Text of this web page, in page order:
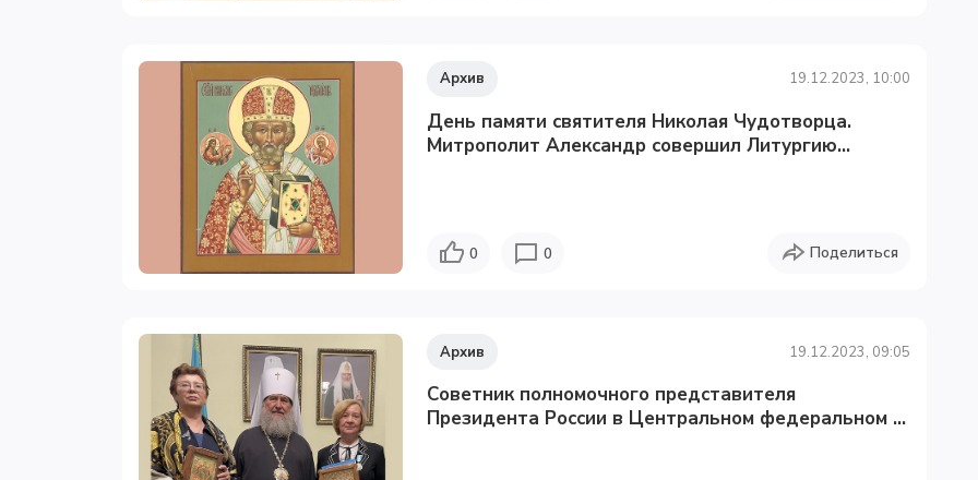
Архив 19.12.2023, 10:00
День памяти святителя Николая Чудотворца.
Митрополит Александр совершил Литургию...
0 0 Поделиться
Архив 19.12.2023, 09:05
Советник полномочного представителя
Президента России в Центральном федеральном ...